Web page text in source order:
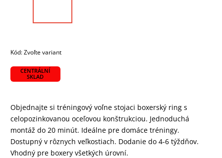
Kód:Zvoľte variant
CENTRÁLNÍ
SKLAD
Objednajte si tréningový voľne stojaci boxerský ring s
celopozinkovanou oceľovou konštrukciou. Jednoduchá
montáž do 20 minút. Ideálne pre domáce tréningy.
Dostupný v rôznych veľkostiach. Dodanie do 4-6 týždňov.
Vhodný pre boxery všetkých úrovní.